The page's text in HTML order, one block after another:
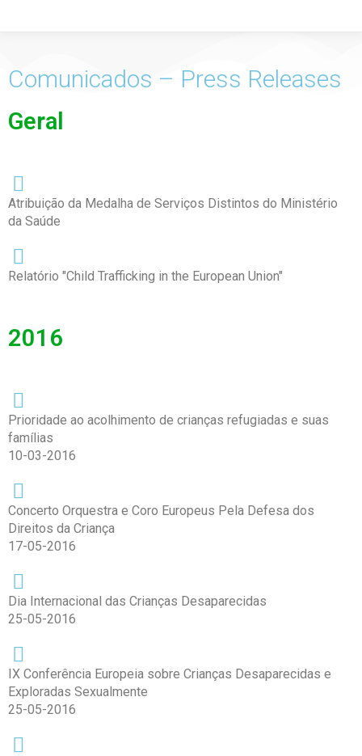
Comunicados – Press Releases
Geral
Atribuição da Medalha de Serviços Distintos do Ministério
da Saúde
Relatório "Child Trafficking in the European Union"
2016
Prioridade ao acolhimento de crianças refugiadas e suas
famílias
10-03-2016
Concerto Orquestra e Coro Europeus Pela Defesa dos
Direitos da Criança
17-05-2016
Dia Internacional das Crianças Desaparecidas
25-05-2016
IX Conferência Europeia sobre Crianças Desaparecidas e
Exploradas Sexualmente
25-05-2016